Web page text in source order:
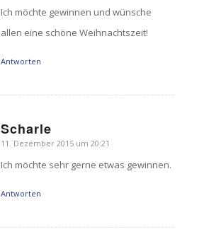
Ich möchte gewinnen und wünsche
allen eine schöne Weihnachtszeit!
Antworten
Scharle
sagte:
11. Dezember 2015 um 20:21
Ich möchte sehr gerne etwas gewinnen.
Antworten